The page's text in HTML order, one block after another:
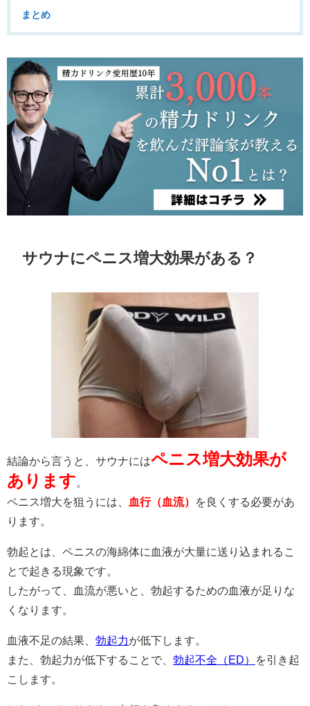
まとめ
サウナにペニス増大効果がある？
結論から言うと、サウナにはペニス増大効果が
あります。
ペニス増大を狙うには、
血行（血流）
を良くする必要があ
ります。
勃起とは、ペニスの海綿体に血液が大量に送り込まれるこ
とで起きる現象です。
したがって、血流が悪いと、勃起するための血液が足りな
くなります。
血液不足の結果、 勃起力が低下します。
また、勃起力が低下することで、 勃起不全（ED）
を引き起
こします。